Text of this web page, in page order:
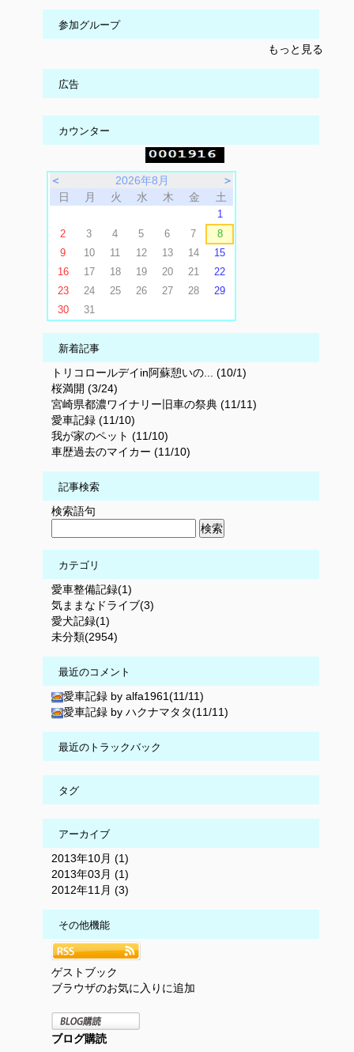
参加グループ
もっと見る
広告
カウンター
＜ 2026年8月
＞
日
月 火 水 木 金 土
1
2
3 4 5 6 7
8
9
10 11 12 13 14
15
16
17 18 19 20 21
22
23
24 25 26 27 28
29
30
31
新着記事
トリコロールデイin阿蘇憩いの... (10/1)
桜満開 (3/24)
宮崎県都濃ワイナリー旧車の祭典 (11/11)
愛車記録 (11/10)
我が家のペット (11/10)
車歴過去のマイカー (11/10)
記事検索
検索語句
カテゴリ
愛車整備記録(1)
気ままなドライブ(3)
愛犬記録(1)
未分類(2954)
最近のコメント
愛車記録 by alfa1961(11/11)
愛車記録 by ハクナマタタ(11/11)
最近のトラックバック
タグ
アーカイブ
2013年10月 (1)
2013年03月 (1)
2012年11月 (3)
その他機能
ゲストブック
ブラウザのお気に入りに追加
ブログ購読